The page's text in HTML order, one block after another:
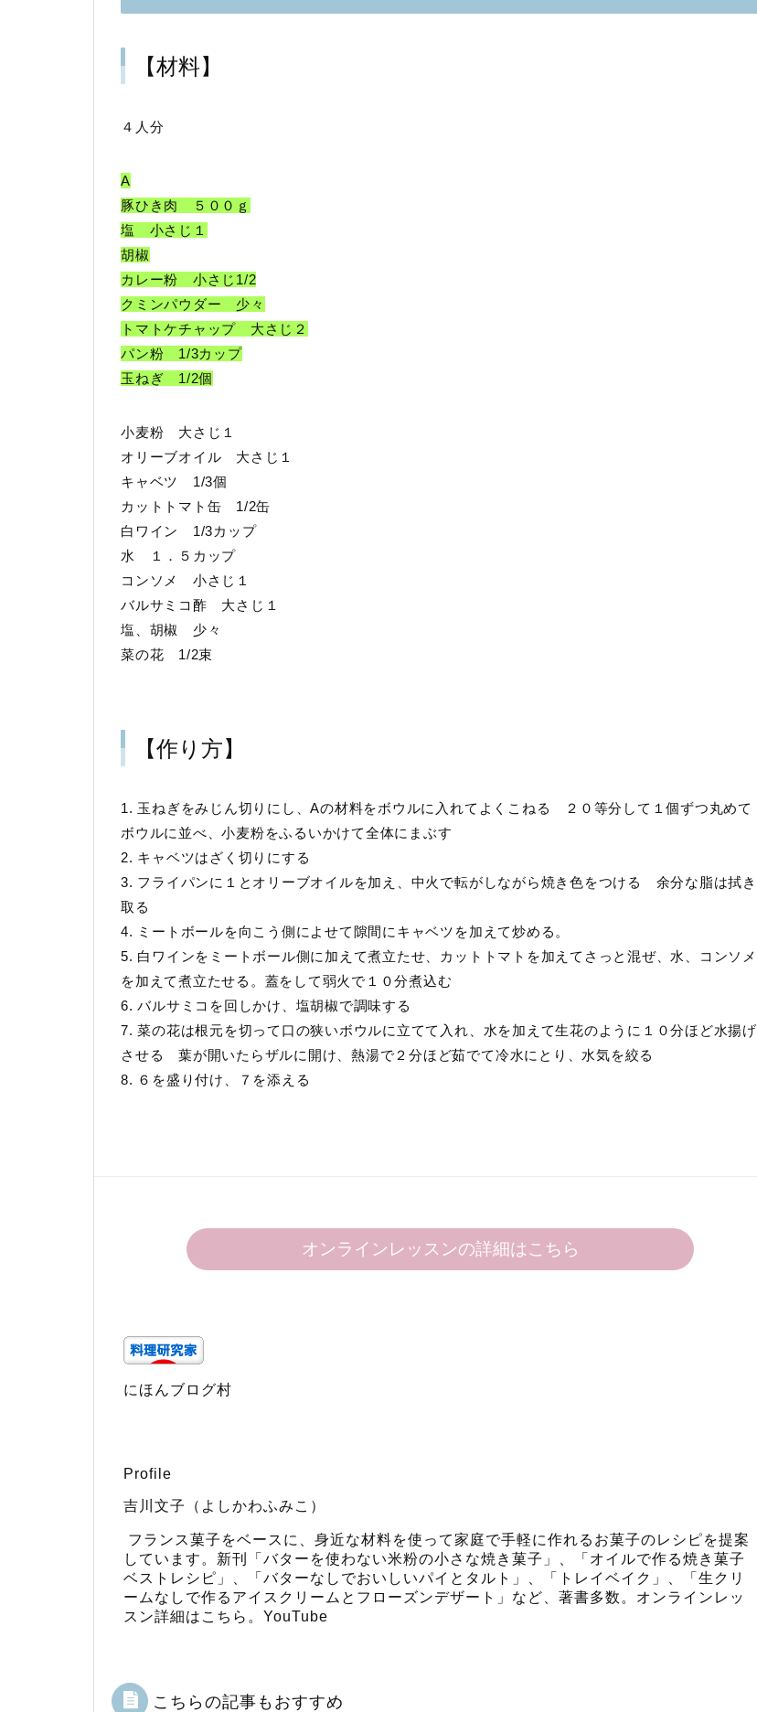
【材料】
４人分
A
豚ひき肉 ５００ｇ
塩 小さじ１
胡椒
カレー粉 小さじ1/2
クミンパウダー 少々
トマトケチャップ 大さじ２
パン粉 1/3カップ
玉ねぎ 1/2個
小麦粉 大さじ１
オリーブオイル 大さじ１
キャベツ 1/3個
カットトマト缶 1/2缶
白ワイン 1/3カップ
水 １．５カップ
コンソメ 小さじ１
バルサミコ酢 大さじ１
塩、胡椒 少々
菜の花 1/2束
【作り方】
1. 玉ねぎをみじん切りにし、Aの材料をボウルに入れてよくこねる ２０等分して１個ずつ丸めて
ボウルに並べ、小麦粉をふるいかけて全体にまぶす
2. キャベツはざく切りにする
3. フライパンに１とオリーブオイルを加え、中火で転がしながら焼き色をつける 余分な脂は拭き
取る
4. ミートボールを向こう側によせて隙間にキャベツを加えて炒める。
5. 白ワインをミートボール側に加えて煮立たせ、カットトマトを加えてさっと混ぜ、水、コンソメ
を加えて煮立たせる。蓋をして弱火で１０分煮込む
6. バルサミコを回しかけ、塩胡椒で調味する
7. 菜の花は根元を切って口の狭いボウルに立てて入れ、水を加えて生花のように１０分ほど水揚げ
させる 葉が開いたらザルに開け、熱湯で２分ほど茹でて冷水にとり、水気を絞る
8. ６を盛り付け、７を添える
オンラインレッスンの詳細はこちら
にほんブログ村
Profile
吉川文子（よしかわふみこ）
フランス菓子をベースに、身近な材料を使って家庭で手軽に作れるお菓子のレシピを提案
しています。新刊「 バターを使わない米粉の小さな焼き菓子 」、「 オイルで作る焼き菓子
ベストレシピ 」、「 バターなしでおいしいパイとタルト 」、「 トレイベイク 」、「 生クリ
ームなしで作るアイスクリームとフローズンデザート 」など、著書多数。 オンラインレッ
スン詳細はこちら 。 YouTube
こちらの記事もおすすめ